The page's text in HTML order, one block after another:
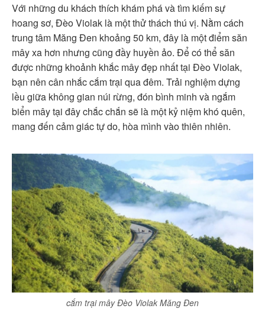
Với những du khách thích khám phá và tìm kiếm sự
hoang sơ, Đèo Violak là một thử thách thú vị. Nằm cách
trung tâm Măng Đen khoảng 50 km, đây là một điểm săn
mây xa hơn nhưng cũng đầy huyền ảo. Để có thể săn
được những khoảnh khắc mây đẹp nhất tại Đèo Violak,
bạn nên cân nhắc cắm trại qua đêm. Trải nghiệm dựng
lều giữa không gian núi rừng, đón bình minh và ngắm
biển mây tại đây chắc chắn sẽ là một kỷ niệm khó quên,
mang đến cảm giác tự do, hòa mình vào thiên nhiên.
cắm trại mây Đèo Violak Măng Đen